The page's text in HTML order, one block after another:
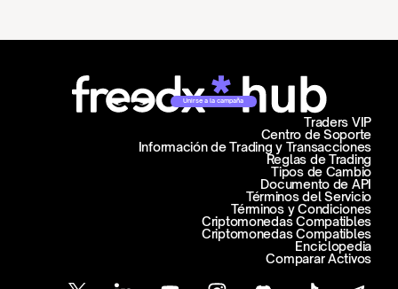
Unirse a la campaña
Centro de Soporte
Información de Trading y Transacciones
Traders VIP
Reglas de Trading
Tipos de Cambio
Documento de API
Términos del Servicio
Términos y Condiciones
Criptomonedas Compatibles
Criptomonedas Compatibles
Enciclopedia
Comparar Activos